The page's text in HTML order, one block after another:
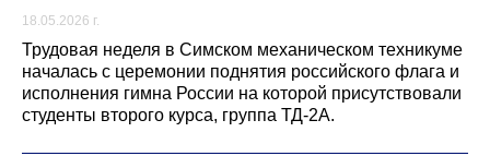
18.05.2026 г.
Трудовая неделя в Симском механическом техникуме
началась с церемонии поднятия российского флага и
исполнения гимна России на которой присутствовали
студенты второго курса, группа ТД-2А.